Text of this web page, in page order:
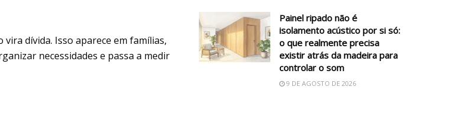
dívida. Isso aparece em famílias,
necessidades e passa a medir
Painel ripado não é
isolamento acústico por si só:
o que realmente precisa
existir atrás da madeira para
controlar o som
9 DE AGOSTO DE 2026